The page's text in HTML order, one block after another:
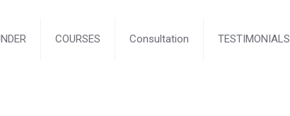
COURSES Consultation TESTIMONIALS